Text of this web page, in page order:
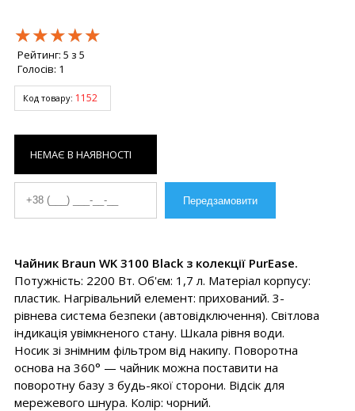
★★★★★
★★★★★
★★★★★
Рейтинг: 5 з 5
Голосів: 1
Код товару: 1152
НЕМАЄ В НАЯВНОСТІ
Чайник Braun WK 3100 Black з колекції PurEase.
Потужність: 2200 Вт. Об'єм: 1,7 л. Матеріал корпусу:
пластик. Нагрівальний елемент: прихований. 3-
рівнева система безпеки (автовідключення). Світлова
індикація увімкненого стану. Шкала рівня води.
Носик зі знімним фільтром від накипу. Поворотна
основа на 360° — чайник можна поставити на
поворотну базу з будь-якої сторони. Відсік для
мережевого шнура. Колір: чорний.